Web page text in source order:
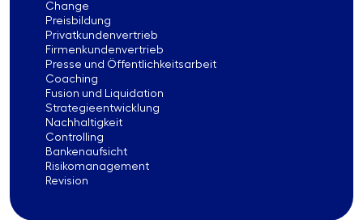
Change
Preisbildung
Privatkundenvertrieb
Firmenkundenvertrieb
Presse und Öffentlichkeitsarbeit
Coaching
Fusion und Liquidation
Strategieentwicklung
Nachhaltigkeit
Controlling
Bankenaufsicht
Risikomanagement
Revision